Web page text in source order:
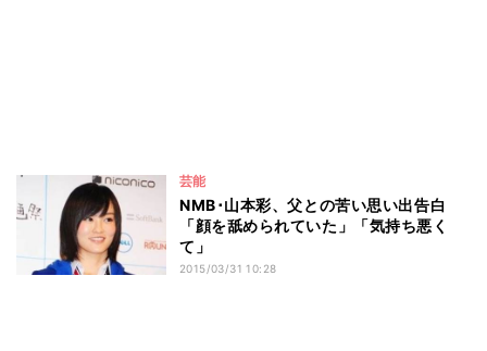
芸能
NMB･山本彩、父との苦い思い出告白
「顔を舐められていた」「気持ち悪く
て」
2015/03/31 10:28